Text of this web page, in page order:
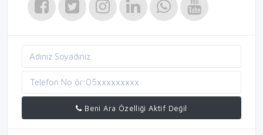
Beni Ara Özelliği Aktif Değil